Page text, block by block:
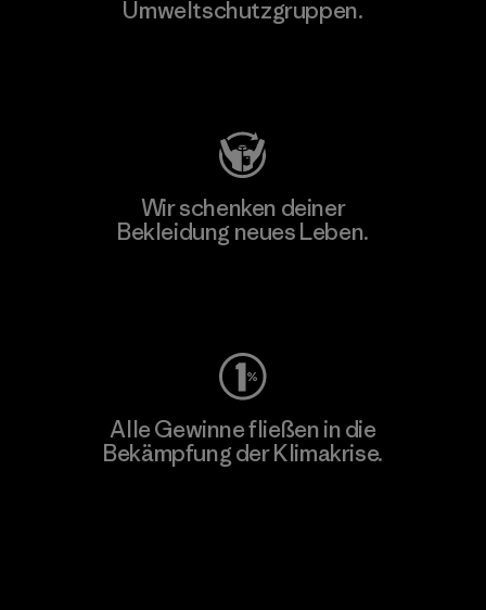
Umweltschutzgruppen.
Wir schenken deiner
Bekleidung neues Leben.
Alle Gewinne fließen in die
Bekämpfung der Klimakrise.